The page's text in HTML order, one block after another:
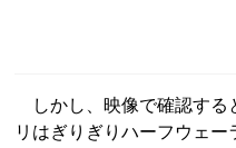
しかし、映像で確認する
リはぎりぎりハーフウェ